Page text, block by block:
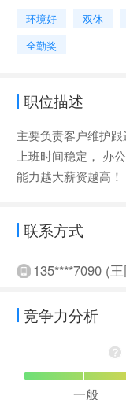
环境好 双休
全勤奖
职位描述
主要负责客户维护跟
上班时间稳定， 办
能力越大薪资越高！
联系方式
135****7090 (
竞争力分析
一般